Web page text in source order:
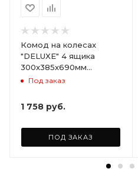
Комод на колесах
"DELUXE" 4 ящика
300х385х690мм
(Светло-бежевый)
Под заказ
1 758 руб.
ПОД ЗАКАЗ